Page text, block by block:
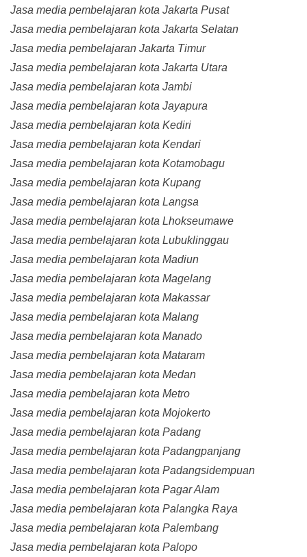
Jasa media pembelajaran kota Jakarta Pusat
Jasa media pembelajaran kota Jakarta Selatan
Jasa media pembelajaran Jakarta Timur
Jasa media pembelajaran kota Jakarta Utara
Jasa media pembelajaran kota Jambi
Jasa media pembelajaran kota Jayapura
Jasa media pembelajaran kota Kediri
Jasa media pembelajaran kota Kendari
Jasa media pembelajaran kota Kotamobagu
Jasa media pembelajaran kota Kupang
Jasa media pembelajaran kota Langsa
Jasa media pembelajaran kota Lhokseumawe
Jasa media pembelajaran kota Lubuklinggau
Jasa media pembelajaran kota Madiun
Jasa media pembelajaran kota Magelang
Jasa media pembelajaran kota Makassar
Jasa media pembelajaran kota Malang
Jasa media pembelajaran kota Manado
Jasa media pembelajaran kota Mataram
Jasa media pembelajaran kota Medan
Jasa media pembelajaran kota Metro
Jasa media pembelajaran kota Mojokerto
Jasa media pembelajaran kota Padang
Jasa media pembelajaran kota Padangpanjang
Jasa media pembelajaran kota Padangsidempuan
Jasa media pembelajaran kota Pagar Alam
Jasa media pembelajaran kota Palangka Raya
Jasa media pembelajaran kota Palembang
Jasa media pembelajaran kota Palopo